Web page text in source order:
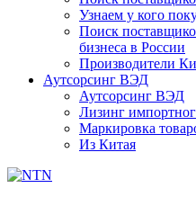
Узнаем у кого
Поиск
бизнеса в России
Производители
Аутсорсинг ВЭД
Аутсорсинг ВЭД
Лизинг
Маркировка
Из Китая